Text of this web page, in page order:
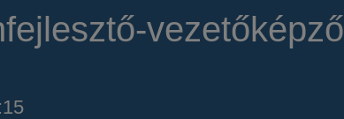
vezetőképző